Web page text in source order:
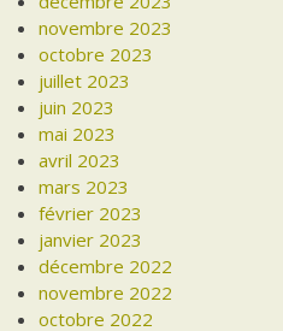
novembre 2023
octobre 2023
juillet 2023
juin 2023
mai 2023
avril 2023
mars 2023
février 2023
janvier 2023
décembre 2022
novembre 2022
octobre 2022